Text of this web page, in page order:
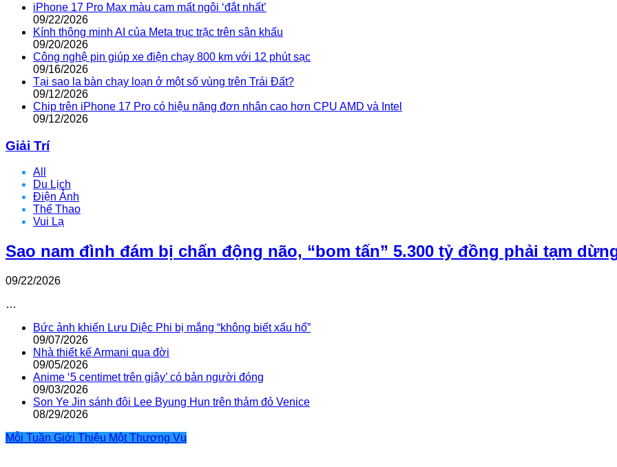
iPhone 17 Pro Max màu cam mất ngôi ‘đắt nhất’
09/22/2026
Kính thông minh AI của Meta trục trặc trên sân khấu
09/20/2026
Công nghệ pin giúp xe điện chạy 800 km với 12 phút sạc
09/16/2026
Tại sao la bàn chạy loạn ở một số vùng trên Trái Đất?
09/12/2026
Chip trên iPhone 17 Pro có hiệu năng đơn nhân cao hơn CPU AMD và Intel
09/12/2026
Giải Trí
All
Du Lịch
Điện Ảnh
Thể Thao
Vui Lạ
Sao nam đình đám bị chấn động não, “bom tấn” 5.300 tỷ đồng phải tạm
09/22/2026
…
Bức ảnh khiến Lưu Diệc Phi bị mắng “không biết xấu hổ”
09/07/2026
Nhà thiết kế Armani qua đời
09/05/2026
Anime ‘5 centimet trên giây’ có bản người đóng
09/03/2026
Son Ye Jin sánh đôi Lee Byung Hun trên thảm đỏ Venice
08/29/2026
Mỗi Tuần Giới Thiệu Một Thương Vụ